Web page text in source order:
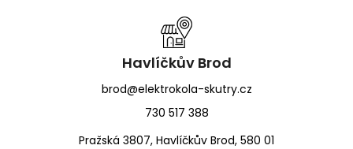
Havlíčkův Brod
brod@elektrokola-skutry.cz
730 517 388
Pražská 3807, Havlíčkův Brod, 580 01